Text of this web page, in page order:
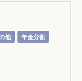
他
年金分割